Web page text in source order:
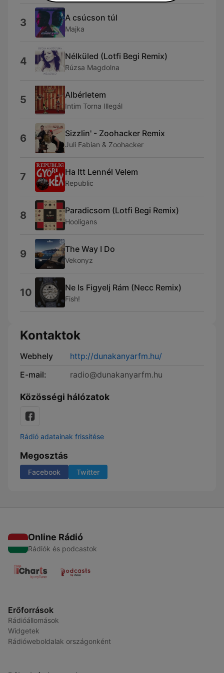
3 A csúcson túl
Majka
4 Nélküled (Lotfi Begi Remix)
Rúzsa Magdolna
5 Albérletem
Intim Torna Illegál
6 Sizzlin' - Zoohacker Remix
Juli Fabian & Zoohacker
7 Ha Itt Lennél Velem
Republic
8 Paradicsom (Lotfi Begi Remix)
Hooligans
9 The Way I Do
Vekonyz
10 Ne Is Figyelj Rám (Necc Remix)
Fish!
Kontaktok
Webhely
http://dunakanyarfm.hu/
E-mail:
radio@dunakanyarfm.hu
Közösségi hálózatok
Rádió adatainak frissítése
Megosztás
Facebook Twitter
Online Rádió
Rádiók és podcastok
Erőforrások
Rádióállomások
Widgetek
Rádióweboldalak országonként